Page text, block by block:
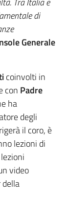
di
Generale
coinvolti in
con Padre
ha
degli
il coro, è
lezioni di
video